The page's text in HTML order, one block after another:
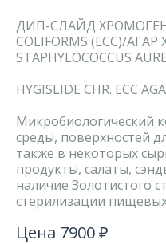
ДИП-СЛАЙД
COLIFORMS (ECC)/
STAPHYLOCOCCUS
HYGISLIDE CHR. ECC
Микробиологический
среды, поверхностей
также в некоторых
продукты, салаты,
наличие Золотистого
стерилизации
Цена 7900 ₽